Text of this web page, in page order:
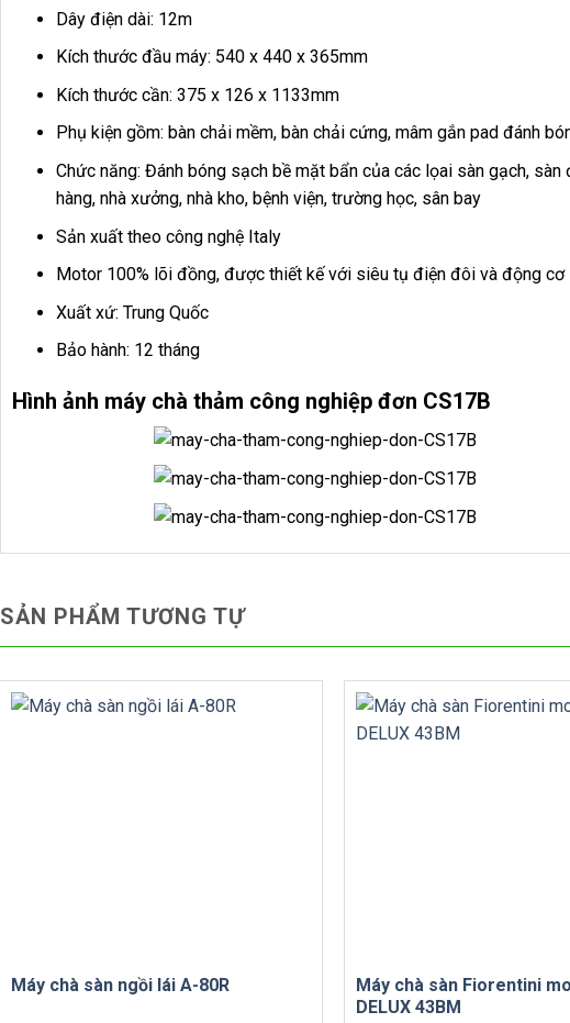
Dây điện dài: 12m
Kích thước đầu máy: 540 x 440 x 365mm
Kích thước cần: 375 x 126 x 1133mm
Phụ kiện gồm: bàn chải mềm, bàn chải cứng, mâm gắn pad đánh
Chức năng: Đánh bóng sạch bề mặt bẩn của các lọai sàn gạch,
hàng, nhà xưởng, nhà kho, bệnh viện, trường học, sân bay
Sản xuất theo công nghệ Italy
Motor 100% lõi đồng, được thiết kế với siêu tụ điện đôi và động cơ
Xuất xứ: Trung Quốc
Bảo hành: 12 tháng
Hình ảnh máy chà thảm công nghiệp đơn CS17B
SẢN PHẨM TƯƠNG TỰ
Máy chà sàn ngồi lái A-80R
Máy chà sàn Fiorentini
DELUX 43BM